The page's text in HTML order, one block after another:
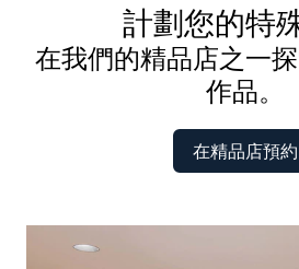
計劃您的特
在我們的精品店之一
作品。
在精品店預約